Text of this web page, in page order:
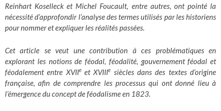
Reinhart Koselleck et Michel Foucault, entre autres, ont pointé la
nécessité d’approfondir l’analyse des termes utilisés par les historiens
pour nommer et expliquer les réalités passées.
Cet article se veut une contribution à ces problématiques en
explorant les notions de féodal, féodalité, gouvernement féodal et
féodalement entre XVIIeet XVIIIe siècles dans des textes d’origine
française, afin de comprendre les processus qui ont donné lieu à
l’émergence du concept de féodalisme en 1823.